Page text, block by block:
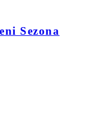
Sezona